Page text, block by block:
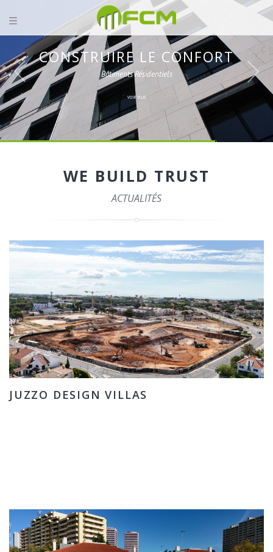
CONSTRUIRE LE CONFORT
Bâtiments Résidentiels
VOIR PLUS
WE BUILD TRUST
ACTUALITÉS
JUZZO DESIGN VILLAS